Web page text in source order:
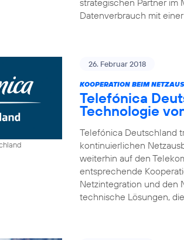
strategischen Partner im
Datenverbrauch mit
26. Februar 2018
KOOPERATION BEIM
Telefónica
Technologie
Telefónica Deutschland
kontinuierlichen
weiterhin auf den
entsprechende
Netzintegration und den
technische Lösungen,